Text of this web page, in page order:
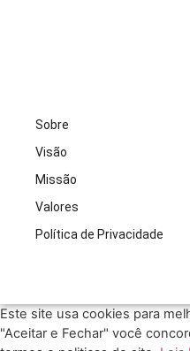
Sobre
Visão
Missão
Valores
Política de Privacidade
Este site usa cookies para
"Aceitar e Fechar" você